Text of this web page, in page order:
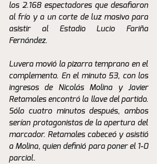
los 2.168 espectadores que desafiaron
al frío y a un corte de luz masivo para
asistir al Estadio Lucio Fariña
Fernández.
Luvera movió la pizarra temprano en el
complemento. En el minuto 53, con los
ingresos de Nicolás Molina y Javier
Retamales encontró la llave del partido.
Sólo cuatro minutos después, ambos
serían protagonistas de la apertura del
marcador. Retamales cabeceó y asistió
a Molina, quien definió para poner el 1-0
parcial.